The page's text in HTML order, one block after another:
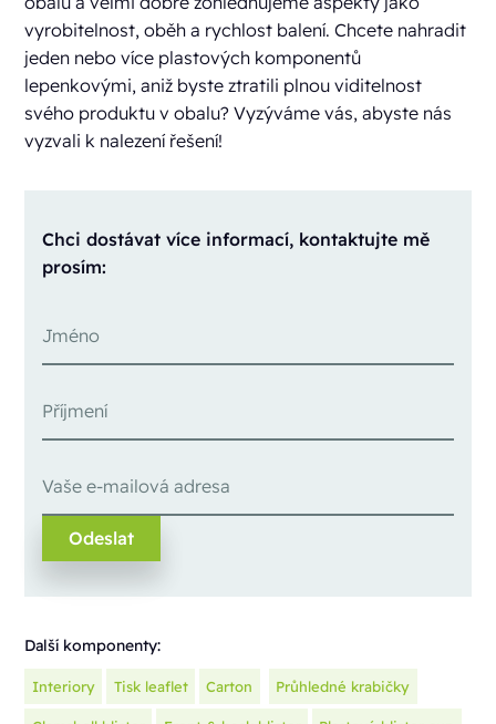
vyrobitelnost, oběh a rychlost balení. Chcete nahradit
jeden nebo více plastových komponentů
lepenkovými, aniž byste ztratili plnou viditelnost
svého produktu v obalu? Vyzýváme vás, abyste nás
vyzvali k nalezení řešení!
Chci dostávat více informací, kontaktujte mě
prosím:
Další komponenty:
Interiory Tisk leaflet Carton Průhledné krabičky